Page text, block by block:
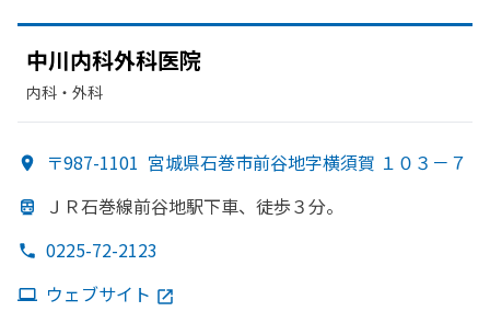
中川内科外科医院
内科・​外科
〒987-1101 宮城県石巻市前谷地字横須賀 １０３－７
ＪＲ石巻線前谷地駅下車、 徒歩３分。
0225-72-2123
ウェブサイト